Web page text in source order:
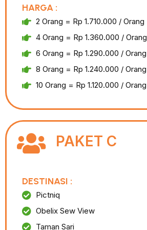
HARGA :
2 Orang = Rp 1.710.000 / Orang
4 Orang = Rp 1.360.000 / Orang
6 Orang = Rp 1.290.000 / Orang
8 Orang = Rp 1.240.000 / Orang
10 Orang = Rp 1.120.000 / Orang
PAKET C
DESTINASI :
Pictniq
Obelix Sew View
Taman Sari